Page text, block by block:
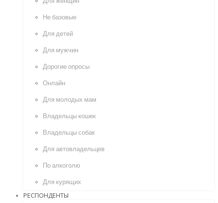
Не базовые
Для детей
Для мужчин
Дорогие опросы
Онлайн
Для молодых мам
Владельцы кошек
Владельцы собак
Для автовладельцев
По алкоголю
Для курящих
РЕСПОНДЕНТЫ